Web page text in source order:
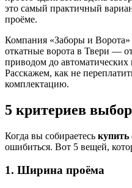
это самый практичный
проёме.
Компания «Заборы и Ворота»
откатные ворота в Твери —
приводом до автоматических
Расскажем, как не
комплектацию.
5 критериев
Когда вы собираетесь купить
ошибиться. Вот 5 вещей,
1. Ширина проёма